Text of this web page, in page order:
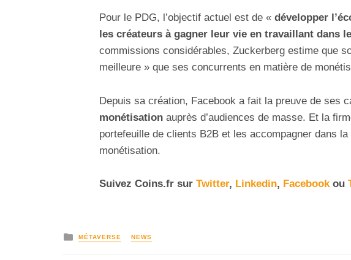
Pour le PDG, l’objectif actuel est de « développer
les créateurs à gagner leur vie en travaillant dans
commissions considérables, Zuckerberg estime que
meilleure » que ses concurrents en matière de
Depuis sa création, Facebook a fait la preuve de ses
monétisation auprès d’audiences de masse. Et la
portefeuille de clients B2B et les accompagner dans
monétisation.
Suivez Coins.fr sur Twitter, Linkedin, Facebook ou
MÉTAVERSE NEWS